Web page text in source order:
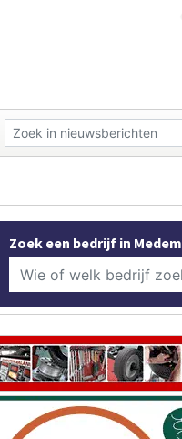
Zoek een bedrijf in